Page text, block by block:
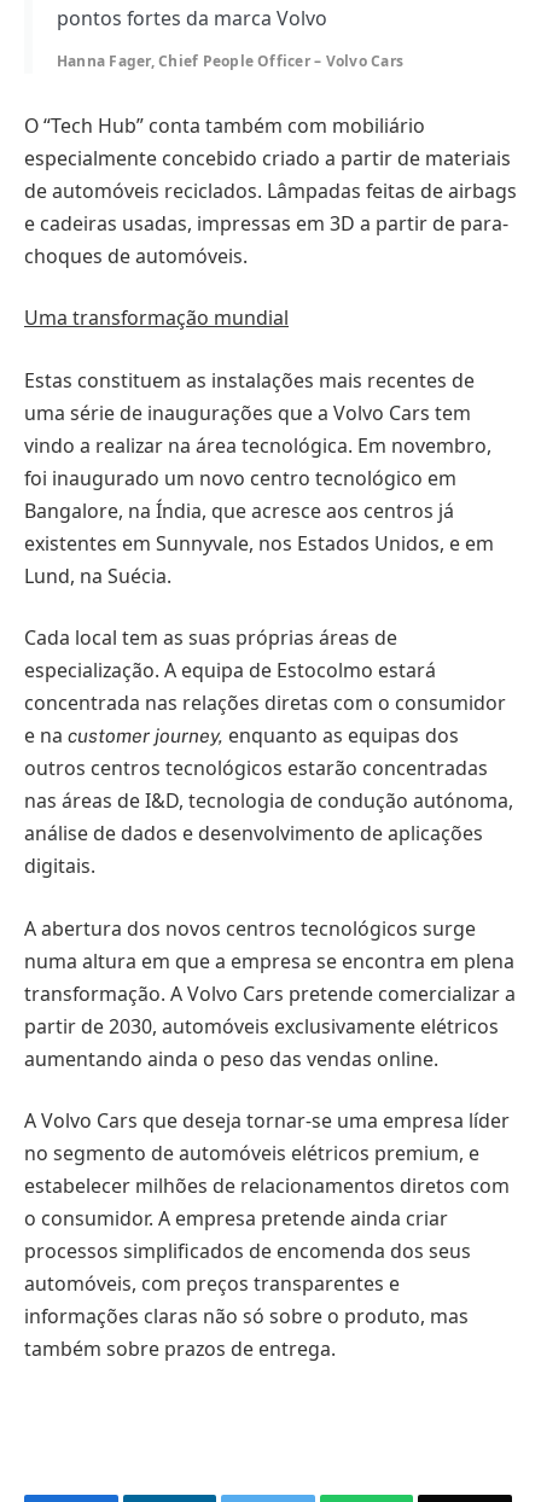
pontos fortes da marca Volvo
Hanna Fager, Chief People Officer – Volvo Cars
O “Tech Hub” conta também com mobiliário
especialmente concebido criado a partir de materiais
de automóveis reciclados. Lâmpadas feitas de airbags
e cadeiras usadas, impressas em 3D a partir de para-
choques de automóveis.
Uma transformação mundial
Estas constituem as instalações mais recentes de
uma série de inaugurações que a Volvo Cars tem
vindo a realizar na área tecnológica. Em novembro,
foi inaugurado um novo centro tecnológico em
Bangalore, na Índia, que acresce aos centros já
existentes em Sunnyvale, nos Estados Unidos, e em
Lund, na Suécia.
Cada local tem as suas próprias áreas de
especialização. A equipa de Estocolmo estará
concentrada nas relações diretas com o consumidor
e na customer journey, enquanto as equipas dos
outros centros tecnológicos estarão concentradas
nas áreas de I&D, tecnologia de condução autónoma,
análise de dados e desenvolvimento de aplicações
digitais.
A abertura dos novos centros tecnológicos surge
numa altura em que a empresa se encontra em plena
transformação. A Volvo Cars pretende comercializar a
partir de 2030, automóveis exclusivamente elétricos
aumentando ainda o peso das vendas online.
A Volvo Cars que deseja tornar-se uma empresa líder
no segmento de automóveis elétricos premium, e
estabelecer milhões de relacionamentos diretos com
o consumidor. A empresa pretende ainda criar
processos simplificados de encomenda dos seus
automóveis, com preços transparentes e
informações claras não só sobre o produto, mas
também sobre prazos de entrega.